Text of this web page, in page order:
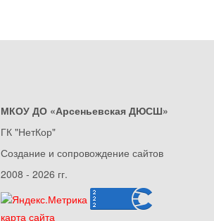
МКОУ ДО «Арсеньевская ДЮСШ»
ГК "НетКор"
Создание и сопровождение сайтов
2008 - 2026 гг.
карта сайта